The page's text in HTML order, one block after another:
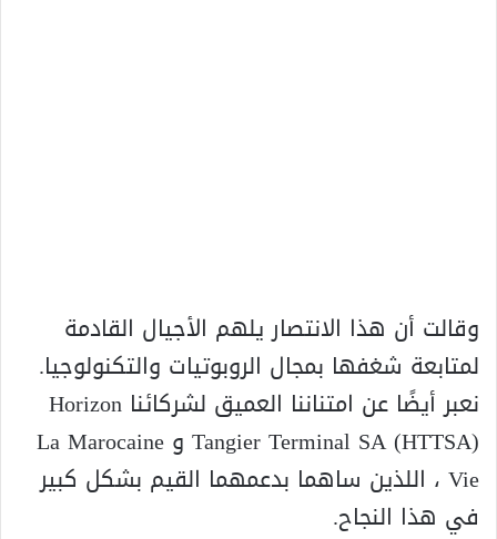
وقالت أن هذا الانتصار يلهم الأجيال القادمة
لمتابعة شغفها بمجال الروبوتيات والتكنولوجيا.
نعبر أيضًا عن امتناننا العميق لشركائنا Horizon
Tangier Terminal SA (HTTSA) و La Marocaine
Vie ، اللذين ساهما بدعمهما القيم بشكل كبير
في هذا النجاح.